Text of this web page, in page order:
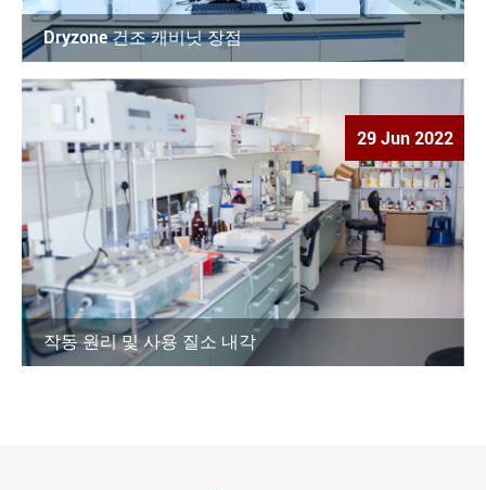
Dryzone 건조 캐비닛 장점
29 Jun 2022
작동 원리 및 사용 질소 내각